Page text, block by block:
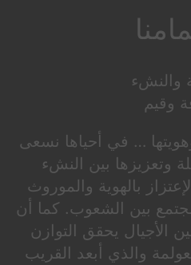
والنشء
وقيم
… في أحياها نسعى
وتعزيزها بين النشء
بالهوية والموروث
بين الشعوب. كما أن
الأجيال يحقق التوازن
والذي أبعد القريب